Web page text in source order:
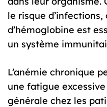
le risque
d’hémoglobine est
un système
L’anémie chronique
une fatigue
générale chez les